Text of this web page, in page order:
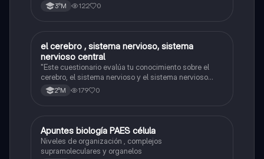
3°M 122 0
Biología
el cerebro , sistema nervioso, sistema
nervioso central
"Este cuestionario evalúa tu conocimiento sobre el
cerebro, el sistema nervioso y el sistema nervioso
central."
2°M 179 0
Biología
Apuntes biología PAES célula
Niveles de organización , complejos
supramoleculares y organelos